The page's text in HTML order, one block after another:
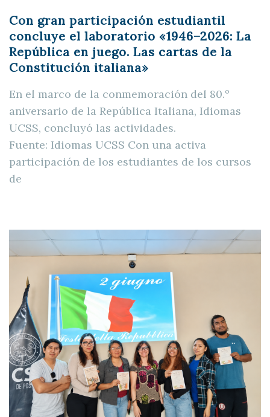
Con gran participación estudiantil
concluye el laboratorio «1946–2026: La
República en juego. Las cartas de la
Constitución italiana»
En el marco de la conmemoración del 80.º
aniversario de la República Italiana, Idiomas
UCSS, concluyó las actividades.
Fuente: Idiomas UCSS Con una activa
participación de los estudiantes de los cursos
de